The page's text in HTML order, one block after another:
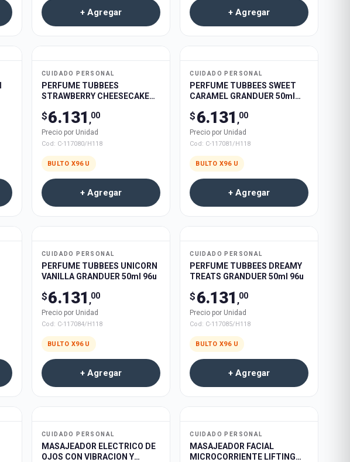
+ Agregar + Agregar
CUIDADO PERSONAL
PERFUME TUBBEES
STRAWBERRY CHEESECAKE
$6.131 ,00
Precio por Unidad
Cod: C-117080/H118
BULTO X96 U
+ Agregar
CUIDADO PERSONAL
PERFUME TUBBEES SWEET
CARAMEL GRANDUER 50ml
$ 6.131 ,00
Precio por Unidad
Cod: C-117081/H118
BULTO X96 U
+ Agregar
CUIDADO PERSONAL
PERFUME TUBBEES UNICORN
VANILLA GRANDUER 50ml 96u
$6.131 ,00
Precio por Unidad
Cod: C-117084/H118
BULTO X96 U
+ Agregar
CUIDADO PERSONAL
PERFUME TUBBEES DREAMY
TREATS GRANDUER 50ml 96u
$ 6.131 ,00
Precio por Unidad
Cod: C-117085/H118
BULTO X96 U
+ Agregar
CUIDADO PERSONAL
MASAJEADOR ELECTRICO DE
OJOS CON VIBRACION Y
CUIDADO PERSONAL
MASAJEADOR FACIAL
MICROCORRIENTE LIFTING